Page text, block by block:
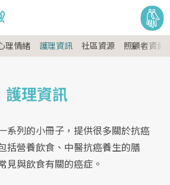
理情緒 護理資訊 社區資源 照顧者資訊
護理資訊
系列的小冊子，提供很多關於抗癌
括營養飲食、中醫抗癌養生的膳
見與飲食有關的癌症。